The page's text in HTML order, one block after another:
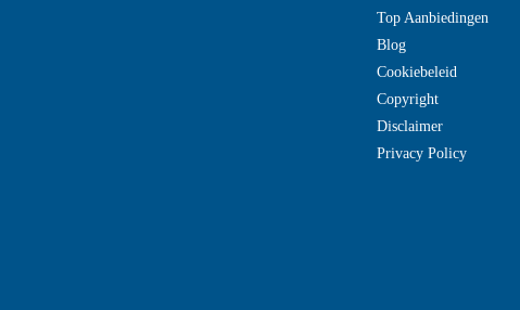
Top Aanbiedingen
Blog
Cookiebeleid
Copyright
Disclaimer
Privacy Policy